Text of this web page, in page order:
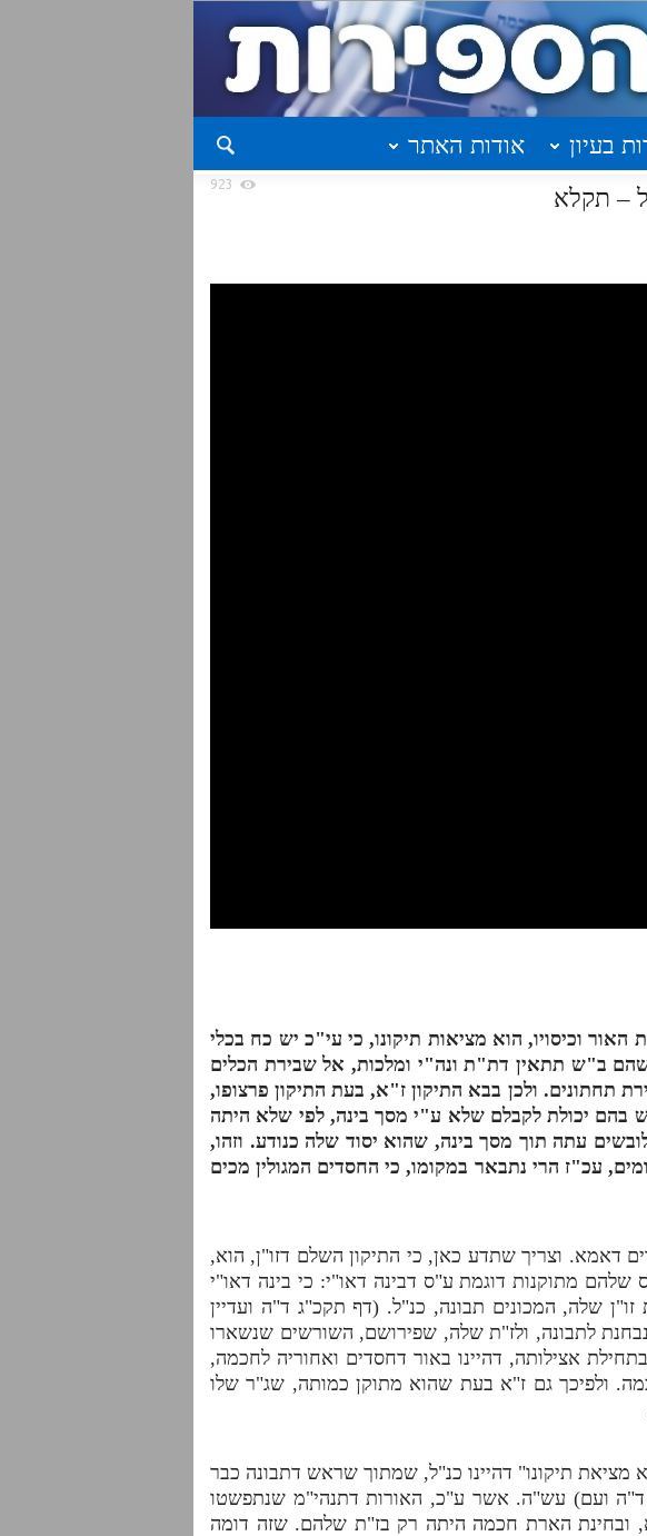
בעיון
אודות האתר
923
וכיסויו, הוא מציאות תיקונו, כי עי"כ יש כח בכלי
ב"ש תתאין דת"ת ונה"י ומלכות, אל שבירת הכלים
תחתונים. ולכן בבא התיקון ז"א, בעת התיקון פרצופו,
בהם יכולת לקבלם שלא ע"י מסך בינה, לפי שלא היתה
עתה תוך מסך בינה, שהוא יסוד שלה כנודע. וזהו,
עכ"ז הרי נתבאר במקומו, כי החסדים המגולין מכים
דאמא. וצריך שתדע כאן, כי התיקון השלם דזו"ן, הוא,
מתוקנות דוגמת ע"ס דבינה דאו"י: כי בינה דאו"י
שלה, המכונים תבונה, כנ"ל. (דף תקכ"ג ד"ה ועדיין
לתבונה, ולז"ת שלה, שפירושם, השורשים שנשארו
אצילותה, דהיינו באור דחסדים ואחוריה לחכמה,
ולפיכך גם ז"א בעת שהוא מתוקן כמותה, שג"ר שלו
מציאת תיקונו" דהיינו כנ"ל, שמתוך שראש דתבונה כבר
ד"ה ועם) עש"ה. אשר ע"כ, האורות דתנהי"מ שנתפשטו
ובחינת הארת חכמה היתה רק בז"ת שלהם. שזה דומה